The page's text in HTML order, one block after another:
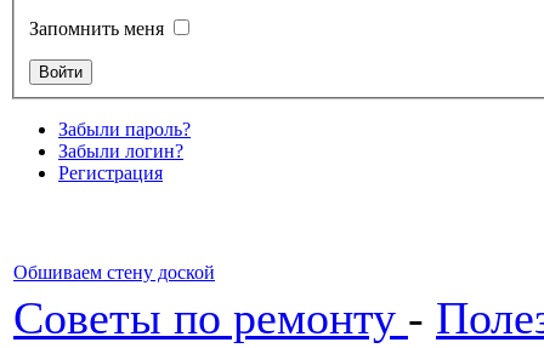
Запомнить меня
Забыли пароль?
Забыли логин?
Регистрация
Обшиваем стену доской
Советы по ремонту -